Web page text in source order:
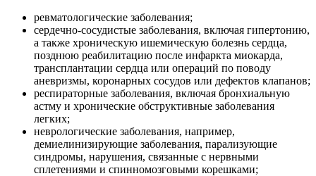
ревматологические заболевания;
сердечно-сосудистые заболевания, включая гипертонию,
а также хроническую ишемическую болезнь сердца,
позднюю реабилитацию после инфаркта миокарда,
трансплантации сердца или операций по поводу
аневризмы, коронарных сосудов или дефектов клапанов;
респираторные заболевания, включая бронхиальную
астму и хронические обструктивные заболевания
легких;
неврологические заболевания, например,
демиелинизирующие заболевания, парализующие
синдромы, нарушения, связанные с нервными
сплетениями и спинномозговыми корешками;